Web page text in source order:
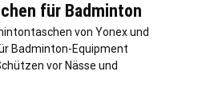
für Badminton
von Yonex und
Badminton-Equipment
vor Nässe und